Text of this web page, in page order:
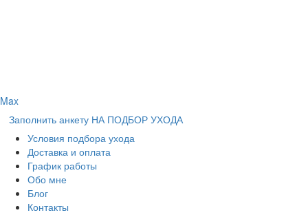
Max
Заполнить анкету НА ПОДБОР УХОДА
Условия подбора ухода
Доставка и оплата
График работы
Обо мне
Блог
Контакты